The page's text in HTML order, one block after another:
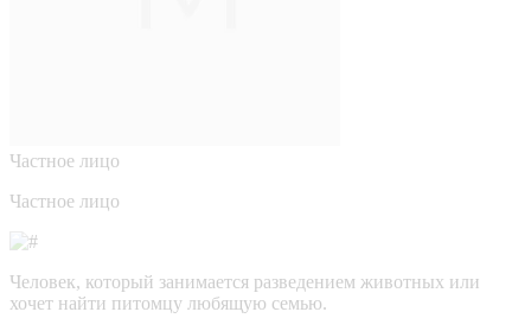
Частное лицо
Частное лицо
Человек, который занимается разведением животных или
хочет найти питомцу любящую семью.